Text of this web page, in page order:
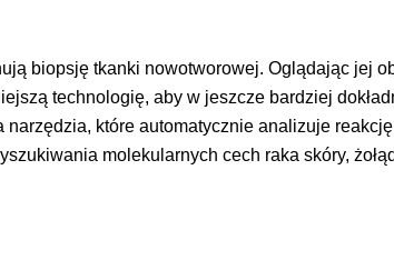
biopsję tkanki nowotworowej. Oglądając jej
technologię, aby w jeszcze bardziej
które automatycznie analizuje
molekularnych cech raka skóry,